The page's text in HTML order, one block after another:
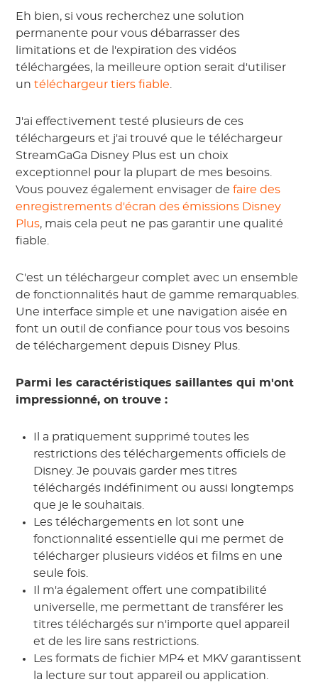
Eh bien, si vous recherchez une solution
permanente pour vous débarrasser des
limitations et de l'expiration des vidéos
téléchargées, la meilleure option serait d'utiliser
untéléchargeur tiers fiable
J'ai effectivement testé plusieurs de ces
téléchargeurs et j'ai trouvé que le téléchargeur
StreamGaGa Disney Plus est un choix
exceptionnel pour la plupart de mes besoins.
Vous pouvez également envisager defaire des
enregistrements d'écran des émissions Disney
Plus, mais cela peut ne pas garantir une qualité
fiable.
C'est un téléchargeur complet avec un ensemble
de fonctionnalités haut de gamme remarquables.
Une interface simple et une navigation aisée en
font un outil de confiance pour tous vos besoins
de téléchargement depuis Disney Plus.
Parmi les caractéristiques saillantes qui m'ont
impressionné, on trouve :
Il a pratiquement supprimé toutes les
restrictions des téléchargements officiels de
Disney. Je pouvais garder mes titres
téléchargés indéfiniment ou aussi longtemps
que je le souhaitais.
Les téléchargements en lot sont une
fonctionnalité essentielle qui me permet de
télécharger plusieurs vidéos et films en une
seule fois.
Il m'a également offert une compatibilité
universelle, me permettant de transférer les
titres téléchargés sur n'importe quel appareil
et de les lire sans restrictions.
Les formats de fichier MP4 et MKV garantissent
la lecture sur tout appareil ou application.